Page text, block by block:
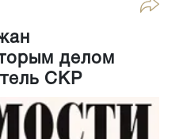
делом
СКР